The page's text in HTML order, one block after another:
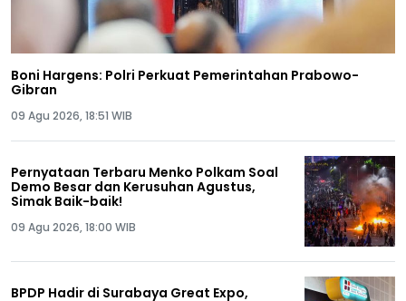
Boni Hargens: Polri Perkuat Pemerintahan Prabowo-
Gibran
09 Agu 2026, 18:51 WIB
Pernyataan Terbaru Menko Polkam Soal
Demo Besar dan Kerusuhan Agustus,
Simak Baik-baik!
09 Agu 2026, 18:00 WIB
BPDP Hadir di Surabaya Great Expo,